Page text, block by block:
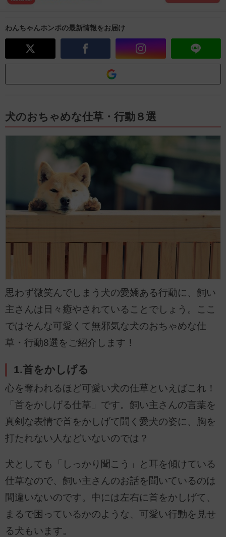
わんちゃんホンポの最新情報をお届け
犬のおちゃめな仕草・行動８選
思わず微笑んでしまう犬の愛嬌ある行動に、飼い
主さんは日々癒やされていることでしょう。ここ
ではそんな可愛くて無邪気な犬のおちゃめな仕
草・行動8選をご紹介します！
1.首をかしげる
心を奪われるほど可愛い犬の仕草といえばこれ！
「首をかしげる仕草」です。飼い主さんの言葉を
真剣な表情で首をかしげて聞く愛犬の姿に、胸を
打たれない人などいないのでは？
犬としても「しっかり聞こう」と耳を傾けている
仕草なので、飼い主さんのお話を聞いているのは
間違いないのです。中には左右に首をかしげて、
まるで困っているかのような、可愛い行動を見せ
る犬もいます。